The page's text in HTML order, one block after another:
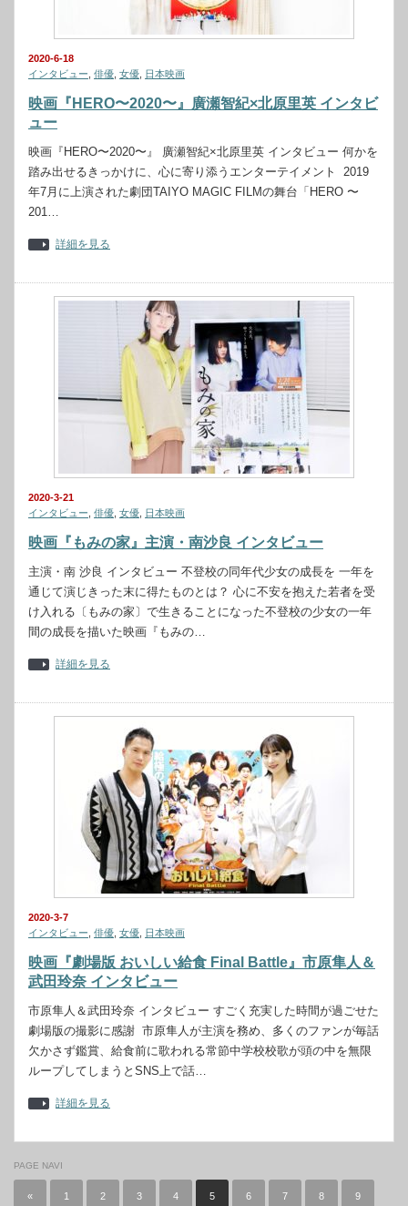
2020-6-18
インタビュー 俳優 女優 日本映画
映画『HERO〜2020〜』廣瀬智紀×北原里英 インタビ
ュー
映画『HERO〜2020〜』 廣瀬智紀×北原里英 インタビュー 何かを
踏み出せるきっかけに、心に寄り添うエンターテイメント 2019
年7月に上演された劇団TAIYO MAGIC FILMの舞台「HERO 〜
201…
詳細を見る
2020-3-21
インタビュー 俳優 女優 日本映画
映画『もみの家』主演・南沙良 インタビュー
主演・南 沙良 インタビュー 不登校の同年代少女の成長を 一年を
通じて演じきった末に得たものとは？ 心に不安を抱えた若者を受
け入れる〔もみの家〕で生きることになった不登校の少女の一年
間の成長を描いた映画『もみの…
詳細を見る
2020-3-7
インタビュー 俳優 女優 日本映画
映画『劇場版 おいしい給食 Final Battle』市原隼人＆
武田玲奈 インタビュー
市原隼人＆武田玲奈 インタビュー すごく充実した時間が過ごせた
劇場版の撮影に感謝 市原隼人が主演を務め、多くのファンが毎話
欠かさず鑑賞、給食前に歌われる常節中学校校歌が頭の中を無限
ループしてしまうとSNS上で話…
詳細を見る
PAGE NAVI
« 1 2 3 4 5 6 7 8 9